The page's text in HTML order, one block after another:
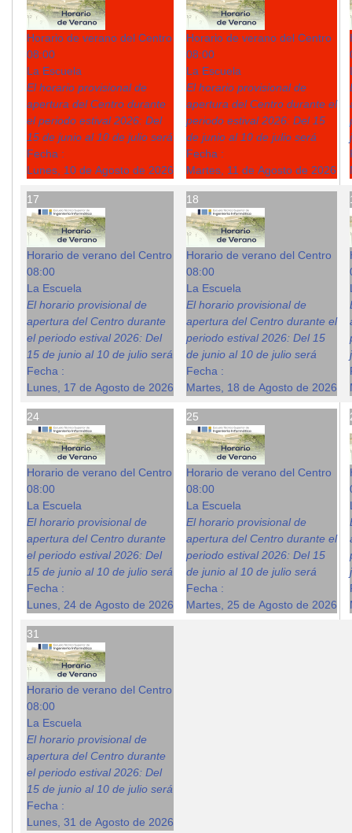
Horario de verano del Centro
08:00
La Escuela
El horario provisional de
apertura del Centro durante
el periodo estival 2026: Del
15 de junio al 10 de julio será
Fecha :
Lunes, 10 de Agosto de 2026
Horario de verano del Centro
08:00
La Escuela
El horario provisional de
apertura del Centro durante el
periodo estival 2026: Del 15
de junio al 10 de julio será
Fecha :
Martes, 11 de Agosto de 2026
17
Horario de verano del Centro
08:00
La Escuela
El horario provisional de
apertura del Centro durante
el periodo estival 2026: Del
15 de junio al 10 de julio será
Fecha :
Lunes, 17 de Agosto de 2026
18
Horario de verano del Centro
08:00
La Escuela
El horario provisional de
apertura del Centro durante el
periodo estival 2026: Del 15
de junio al 10 de julio será
Fecha :
Martes, 18 de Agosto de 2026
24
Horario de verano del Centro
08:00
La Escuela
El horario provisional de
apertura del Centro durante
el periodo estival 2026: Del
15 de junio al 10 de julio será
Fecha :
Lunes, 24 de Agosto de 2026
25
Horario de verano del Centro
08:00
La Escuela
El horario provisional de
apertura del Centro durante el
periodo estival 2026: Del 15
de junio al 10 de julio será
Fecha :
Martes, 25 de Agosto de 2026
31
Horario de verano del Centro
08:00
La Escuela
El horario provisional de
apertura del Centro durante
el periodo estival 2026: Del
15 de junio al 10 de julio será
Fecha :
Lunes, 31 de Agosto de 2026